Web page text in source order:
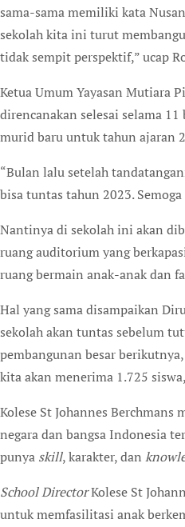
sama-sama memiliki kata
sekolah kita ini turut
tidak sempit perspektif,” ucap
Ketua Umum Yayasan Mutiara
direncanakan selesai selama
murid baru untuk tahun ajaran
“Bulan lalu setelah
bisa tuntas tahun 2023.
Nantinya di sekolah ini akan
ruang auditorium yang
ruang bermain anak-anak dan
Hal yang sama disampaikan
sekolah akan tuntas sebelum
pembangunan besar
kita akan menerima 1.725
Kolese St Johannes
negara dan bangsa Indonesia
punya skill, karakter, dan
School DirectorKolese St
untuk memfasilitasi anak